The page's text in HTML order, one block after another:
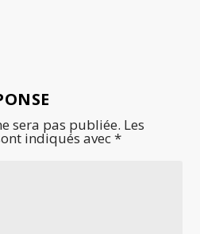
sera pas publiée. Les
indiqués avec*